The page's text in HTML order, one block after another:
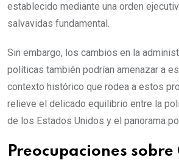
establecido mediante una orden
salvavidas fundamental.
Sin embargo, los cambios en la
políticas también podrían amenazar a
contexto histórico que rodea a estos
relieve el delicado equilibrio entre la
de los Estados Unidos y el panorama
Preocupaciones sobre